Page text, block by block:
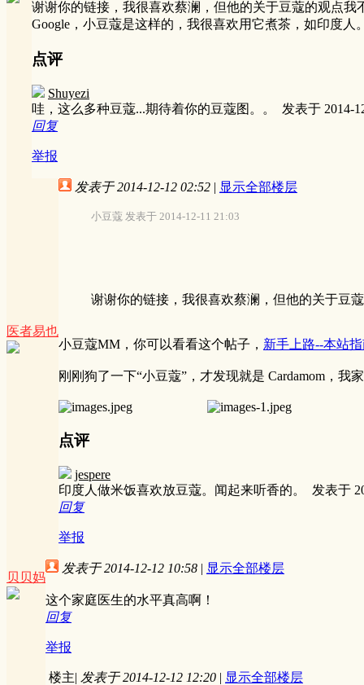
谢谢你的链接，我很喜欢蔡澜，但他的关于豆蔻的观点
Google，小豆蔻是这样的，我很喜欢用它煮茶，如印度人
点评
Shuyezi
哇，这么多种豆蔻...期待着你的豆蔻图。。 发表于 2014-
回复
举报
医者易也
发表于 2014-12-12 02:52 | 显示全部楼层
小豆蔻 发表于 2014-12-11 21:03
谢谢你的链接，我很喜欢蔡澜，但他的关于豆
小豆蔻MM，你可以看看这个帖子， 新手上路--本站
刚刚狗了一下“小豆蔻”，才发现就是 Cardamom，
点评
jespere
印度人做米饭喜欢放豆蔻。闻起来听香的。 发表于
回复
举报
贝贝妈
发表于 2014-12-12 10:58 | 显示全部楼层
这个家庭医生的水平真高啊！
回复
举报
楼主| 发表于 2014-12-12 12:20 | 显示全部楼层